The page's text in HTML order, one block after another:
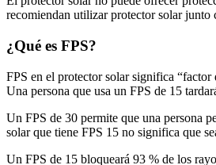
recomiendan utilizar protector solar junto
¿Qué es FPS?
FPS en el protector solar significa
Una persona que usa un FPS de 15
Un FPS de 30 permite que una persona
solar que tiene FPS 15 no significa que
Un FPS de 15 bloqueará 93 % de los